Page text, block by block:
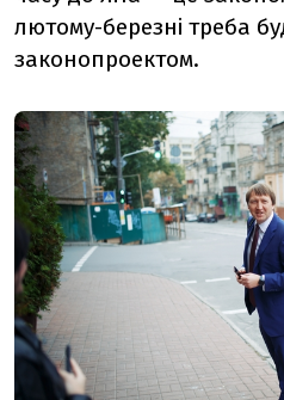
лютому-березні треба
законопроектом.